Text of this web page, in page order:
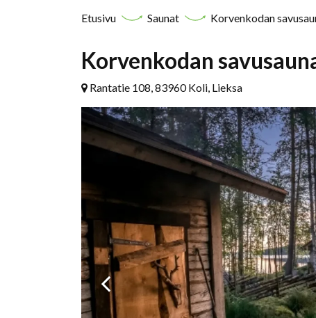
Etusivu Saunat Korvenkodan
Korvenkodan
Rantatie 108, 83960 Koli, Lieksa